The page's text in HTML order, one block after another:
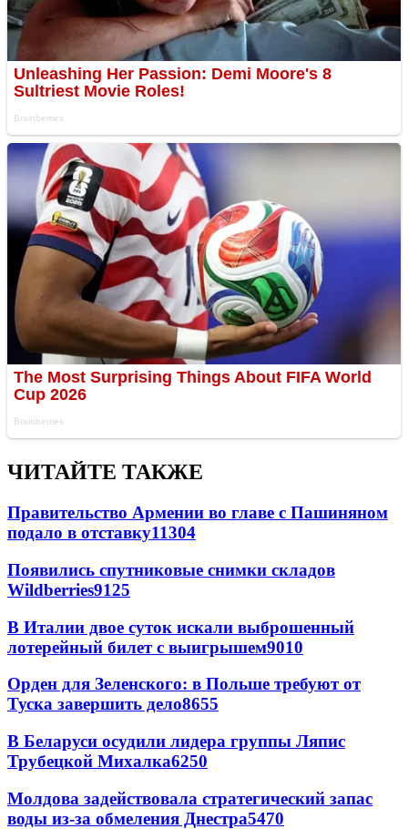
ЧИТАЙТЕ ТАКЖЕ
Правительство Армении во главе с Пашиняном
подало в отставку11304
Появились спутниковые снимки складов
Wildberries9125
В Италии двое суток искали выброшенный
лотерейный билет с выигрышем9010
Орден для Зеленского: в Польше требуют от
Туска завершить дело8655
В Беларуси осудили лидера группы Ляпис
Трубецкой Михалка6250
Молдова задействовала стратегический запас
воды из-за обмеления Днестра5470